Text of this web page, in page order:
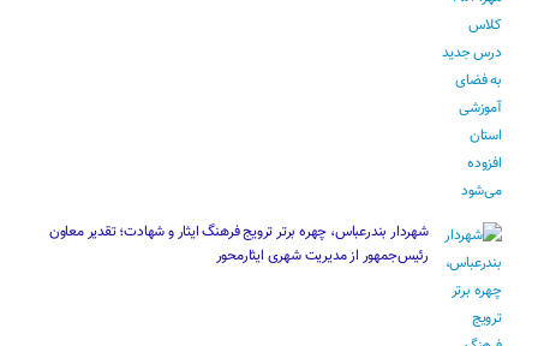
شهردار بندرعباس، چهره برتر ترویج فرهنگ ایثار و شهادت؛ تقدیر معاون
رئیس‌جمهور از مدیریت شهری ایثارمحور